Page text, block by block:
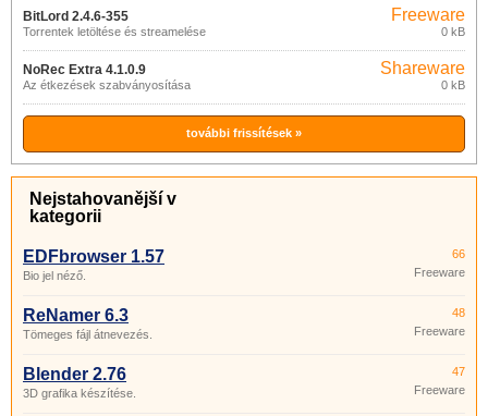
BitLord 2.4.6-355
Torrentek letöltése és streamelése
Freeware
0 kB
NoRec Extra 4.1.0.9
Az étkezések szabványosítása
Shareware
0 kB
további frissítések »
Nejstahovanější v
kategorii
EDFbrowser 1.57
Bio jel néző.
66
Freeware
ReNamer 6.3
Tömeges fájl átnevezés.
48
Freeware
Blender 2.76
3D grafika készítése.
47
Freeware